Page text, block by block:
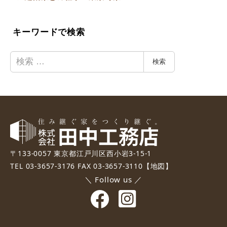
キーワードで検索
検
索
検索
〒133-0057 東京都江戸川区西小岩3-15-1
TEL 03-3657-3176 FAX 03-3657-3110 【地図】
＼ Follow us ／